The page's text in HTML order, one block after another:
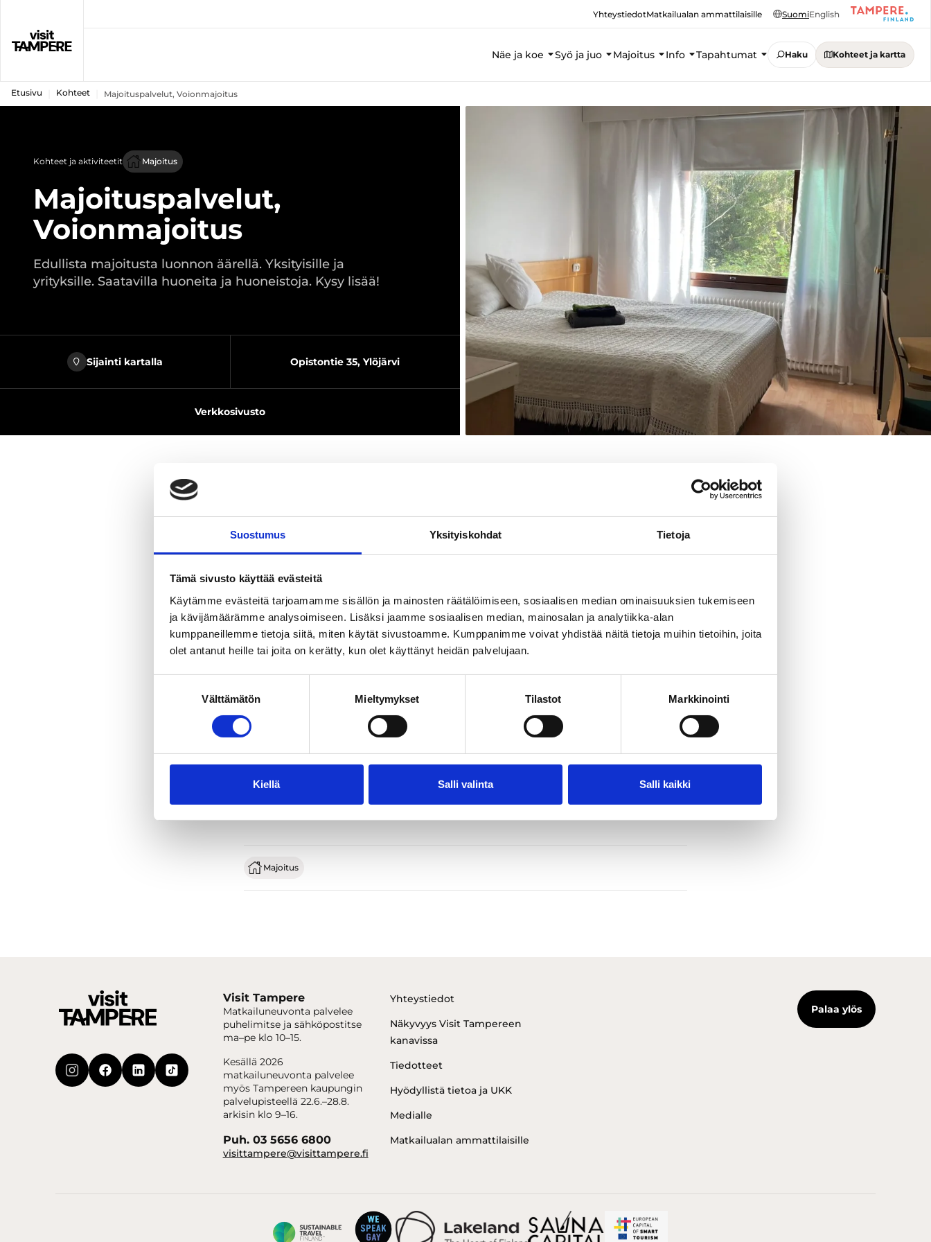
Suostumus Yksityiskohdat Tietoja
Tämä sivusto käyttää evästeitä
Käytämme evästeitä tarjoamamme sisällön ja mainosten räätälöimiseen, sosiaalisen median ominaisuuksien tukemiseen
ja kävijämäärämme analysoimiseen. Lisäksi jaamme sosiaalisen median, mainosalan ja analytiikka-alan
kumppaneillemme tietoja siitä, miten käytät sivustoamme. Kumppanimme voivat yhdistää näitä tietoja muihin tietoihin, joita
olet antanut heille tai joita on kerätty, kun olet käyttänyt heidän palvelujaan.
Välttämätön Mieltymykset Tilastot Markkinointi
Kiellä Salli valinta Salli kaikki
YhteystiedotMatkailualan ammattilaisille SuomiEnglish
Näe ja koe Syö ja juo Majoitus Info Tapahtumat Haku Kohteet ja kartta
Etusivu Kohteet Majoituspalvelut, Voionmajoitus
Kohteet ja aktiviteetit Majoitus
Majoituspalvelut,
Voionmajoitus
Edullista majoitusta luonnon äärellä. Yksityisille ja
yrityksille. Saatavilla huoneita ja huoneistoja. Kysy lisää!
Sijainti kartalla Opistontie 35, Ylöjärvi
Verkkosivusto
Jaa sivu
Edullista majoitusta luonnon äärellä. Yksityisille ja yrityksille. Saatavilla huoneita
ja huoneistoja. Kysy lisää!
Majoitus
Visit Tampere
Matkailuneuvonta palvelee
puhelimitse ja sähköpostitse
ma–pe klo 10–15.
Kesällä 2026
matkailuneuvonta palvelee
myös Tampereen kaupungin
palvelupisteellä 22.6.–28.8.
arkisin klo 9–16.
Puh. 03 5656 6800
visittampere@visittampere.fi
Yhteystiedot
Näkyvyys Visit Tampereen
kanavissa
Tiedotteet
Hyödyllistä tietoa ja UKK
Medialle
Matkailualan ammattilaisille
Palaa ylös